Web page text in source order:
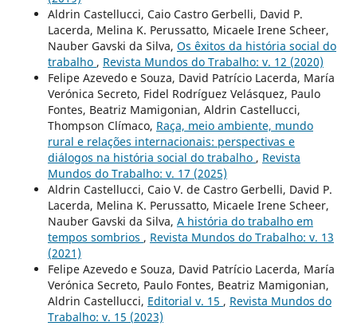
Aldrin Castellucci, Caio Castro Gerbelli, David P.
Lacerda, Melina K. Perussatto, Micaele Irene Scheer,
Nauber Gavski da Silva, Os êxitos da história social do
trabalho , Revista Mundos do Trabalho: v. 12 (2020)
Felipe Azevedo e Souza, David Patrício Lacerda, María
Verónica Secreto, Fidel Rodríguez Velásquez, Paulo
Fontes, Beatriz Mamigonian, Aldrin Castellucci,
Thompson Clímaco, Raça, meio ambiente, mundo
rural e relações internacionais: perspectivas e
diálogos na história social do trabalho , Revista
Mundos do Trabalho: v. 17 (2025)
Aldrin Castellucci, Caio V. de Castro Gerbelli, David P.
Lacerda, Melina K. Perussatto, Micaele Irene Scheer,
Nauber Gavski da Silva, A história do trabalho em
tempos sombrios , Revista Mundos do Trabalho: v. 13
(2021)
Felipe Azevedo e Souza, David Patrício Lacerda, María
Verónica Secreto, Paulo Fontes, Beatriz Mamigonian,
Aldrin Castellucci, Editorial v. 15 , Revista Mundos do
Trabalho: v. 15 (2023)